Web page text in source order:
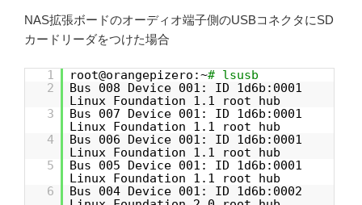
NAS拡張ボードのオーディオ端子側のUSBコネクタにSD
カードリーダをつけた場合
1 root@orangepizero:~# lsusb
2
Bus 008 Device 001: ID 1d6b:0001
Linux Foundation 1.1 root hub
3
Bus 007 Device 001: ID 1d6b:0001
Linux Foundation 1.1 root hub
4
Bus 006 Device 001: ID 1d6b:0001
Linux Foundation 1.1 root hub
5
Bus 005 Device 001: ID 1d6b:0001
Linux Foundation 1.1 root hub
6
Bus 004 Device 001: ID 1d6b:0002